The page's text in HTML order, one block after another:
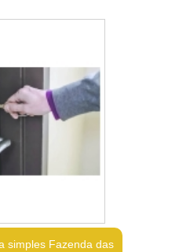
simples Fazenda das